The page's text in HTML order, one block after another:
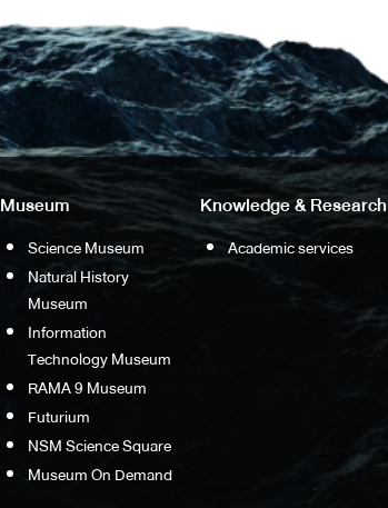
Museum
Science Museum
Natural History
Museum
Information
Technology Museum
RAMA 9 Museum
Futurium
NSM Science Square
Museum On Demand
Knowledge & Research
Academic services